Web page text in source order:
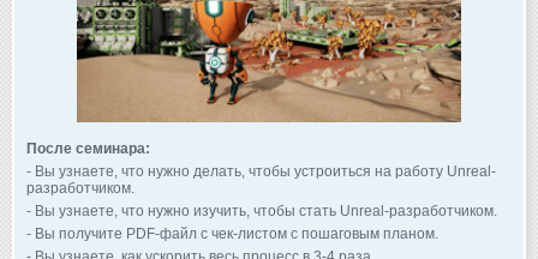
После семинара:
- Вы узнаете, что нужно делать, чтобы устроиться на работу Unreal-
разработчиком.
- Вы узнаете, что нужно изучить, чтобы стать Unreal-разработчиком.
- Вы получите PDF-файл с чек-листом с пошаговым планом.